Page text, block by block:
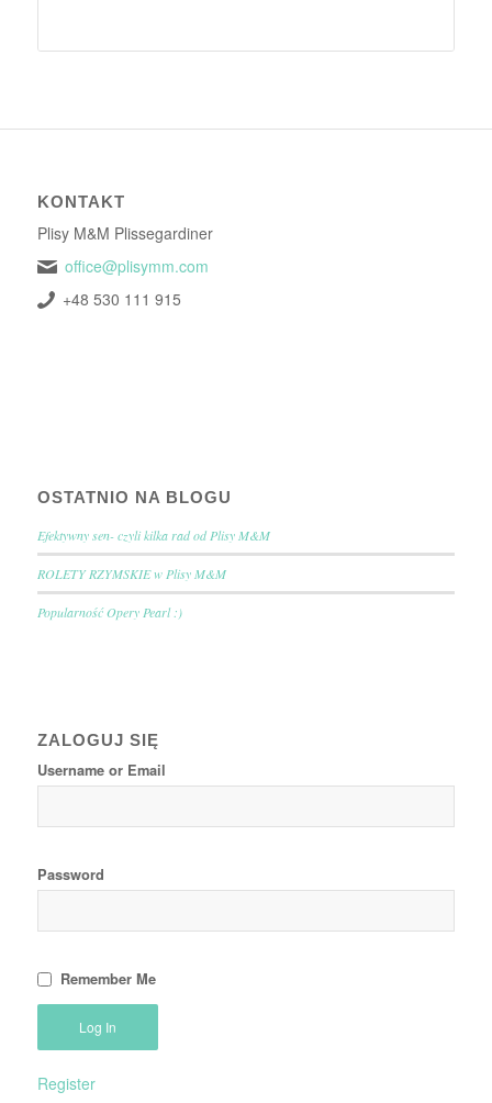
KONTAKT
Plisy M&M Plissegardiner
office@plisymm.com
+48 530 111 915
OSTATNIO NA BLOGU
Efektywny sen- czyli kilka rad od Plisy M&M
ROLETY RZYMSKIE w Plisy M&M
Popularność Opery Pearl :)
ZALOGUJ SIĘ
Username or Email
Password
Remember Me
Register